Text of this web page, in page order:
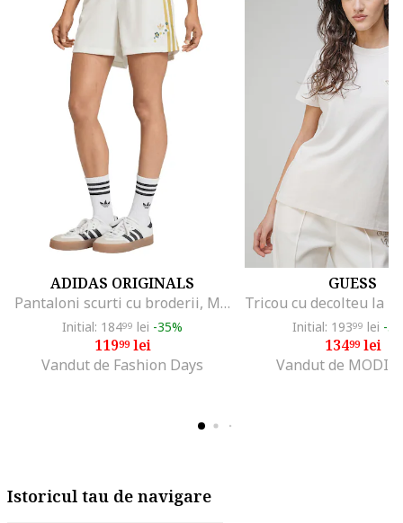
ADIDAS ORIGINALS
Pantaloni scurti cu broderii, Maro deschis/Alb murdar
Initial: 18499 lei -35%
11999lei
Vandut de Fashion Days
GUESS
Initial: 19399 lei -
13499lei
Vandut de
Istoricul tau de navigare